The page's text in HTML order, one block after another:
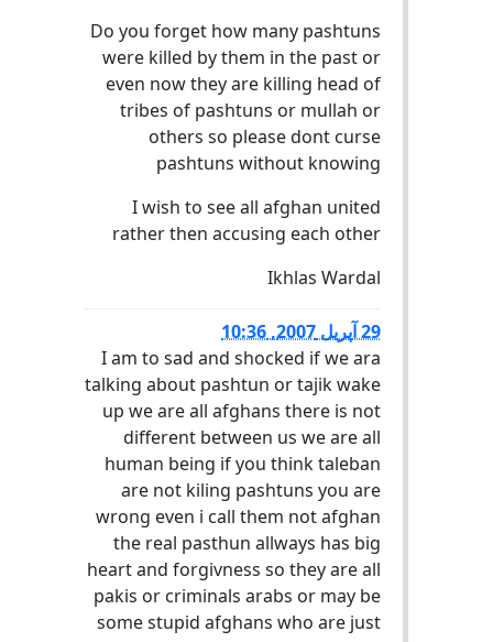
Do you forget how many pashtuns
were killed by them in the past or
even now they are killing head of
tribes of pashtuns or mullah or
others so please dont curse
pashtuns without knowing
I wish to see all afghan united
rather then accusing each other
Ikhlas Wardal
29 آپریل 2007, 10:36
I am to sad and shocked if we ara
talking about pashtun or tajik wake
up we are all afghans there is not
different between us we are all
human being if you think taleban
are not kiling pashtuns you are
wrong even i call them not afghan
the real pasthun allways has big
heart and forgivness so they are all
pakis or criminals arabs or may be
some stupid afghans who are just